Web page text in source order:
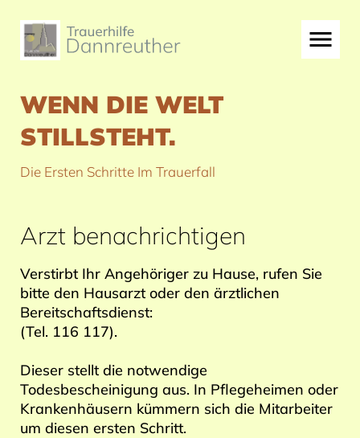
WENN DIE WELT
STILLSTEHT.
Die Ersten Schritte Im Trauerfall
Arzt benachrichtigen
Verstirbt Ihr Angehöriger zu Hause, rufen Sie
bitte den Hausarzt oder den ärztlichen
Bereitschaftsdienst:
(Tel. 116 117).
Dieser stellt die notwendige
Todesbescheinigung aus. In Pflegeheimen oder
Krankenhäusern kümmern sich die Mitarbeiter
um diesen ersten Schritt.